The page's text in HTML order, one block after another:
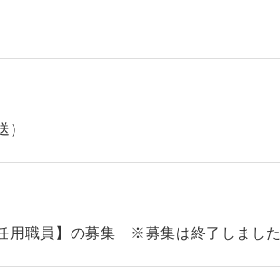
）
用職員】の募集 ※募集は終了しました